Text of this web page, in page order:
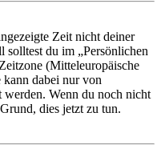
Zeit nicht deiner
solltest du im „Persönlichen
(Mitteleuropäische
dabei nur von
werden. Wenn du noch nicht
dies jetzt zu tun.